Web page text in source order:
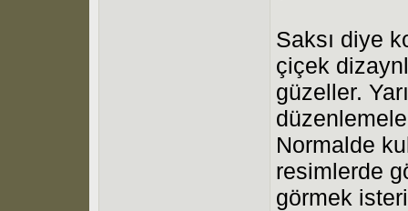
Saksı diye
çiçek
güzeller.
Normalde
resimlerde
görmek